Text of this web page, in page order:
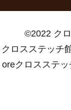
©2022 ク
クロスステッチ
oreクロスステ